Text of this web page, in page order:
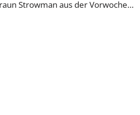
Strowman aus der Vorwoche…